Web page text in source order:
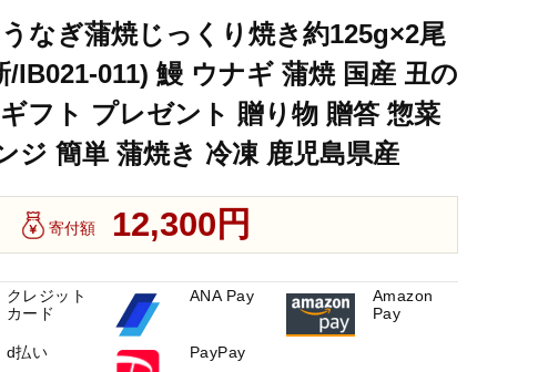
うなぎ蒲焼じっくり焼き約125g×2尾
/IB021-011) 鰻 ウナギ 蒲焼 国産 丑の
フト プレゼント 贈り物 贈答 惣菜
ジ 簡単 蒲焼き 冷凍 鹿児島県産
寄付額 12,300円
クレジット
カード
ANA Pay
Amazon
Pay
d払い PayPay